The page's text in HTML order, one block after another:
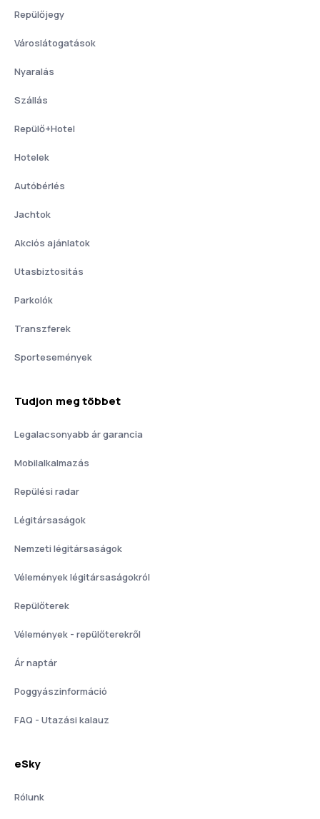
Repülőjegy
Városlátogatások
Nyaralás
Szállás
Repülő+Hotel
Hotelek
Autóbérlés
Jachtok
Akciós ajánlatok
Utasbiztositás
Parkolók
Transzferek
Sportesemények
Tudjon meg többet
Legalacsonyabb ár garancia
Mobilalkalmazás
Repülési radar
Légitársaságok
Nemzeti légitársaságok
Vélemények légitársaságokról
Repülőterek
Vélemények - repülőterekről
Ár naptár
Poggyászinformáció
FAQ - Utazási kalauz
eSky
Rólunk